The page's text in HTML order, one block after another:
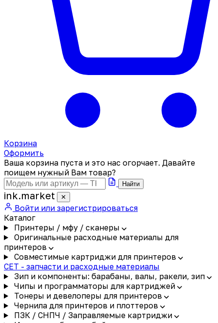
Корзина
Оформить
Ваша корзина пуста и это нас огорчает. Давайте
поищем нужный Вам товар?
Найти
ink.market ✕
Войти или зарегистрироваться
Каталог
Принтеры / мфу / сканеры
Оригинальные расходные материалы для
принтеров
Совместимые картриджи для принтеров
CET - запчасти и расходные материалы
Зип и компоненты: барабаны, валы, ракели, зип
Чипы и программаторы для картриджей
Тонеры и девелоперы для принтеров
Чернила для принтеров и плоттеров
ПЗК / СНПЧ / Заправляемые картриджи